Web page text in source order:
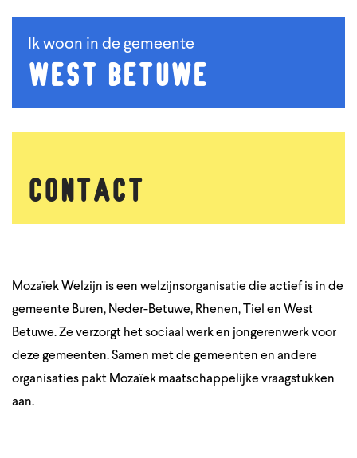
Ik woon in de gemeente
West Betuwe
contact
Mozaïek Welzijn is een welzijnsorganisatie die actief is in de
gemeente Buren, Neder-Betuwe, Rhenen, Tiel en West
Betuwe. Ze verzorgt het sociaal werk en jongerenwerk voor
deze gemeenten. Samen met de gemeenten en andere
organisaties pakt Mozaïek maatschappelijke vraagstukken
aan.